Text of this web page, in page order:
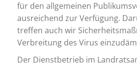
für den allgemeinen
ausreichend zur Verfügung.
treffen auch wir
Verbreitung des Virus
Der Dienstbetrieb im